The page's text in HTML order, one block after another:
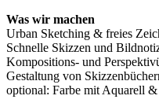
Was wir machen
Urban Sketching & freies
Schnelle Skizzen und
Kompositions- und
Gestaltung von
optional: Farbe mit Aquarell &